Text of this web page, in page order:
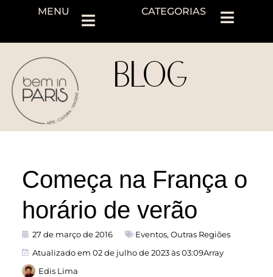
MENU CATEGORIAS
BLOG
Começa na França o
horário de verão
27 de março de 2016 Eventos, Outras Regiões
Atualizado em 02 de julho de 2023 às 03:09Array
Edis Lima